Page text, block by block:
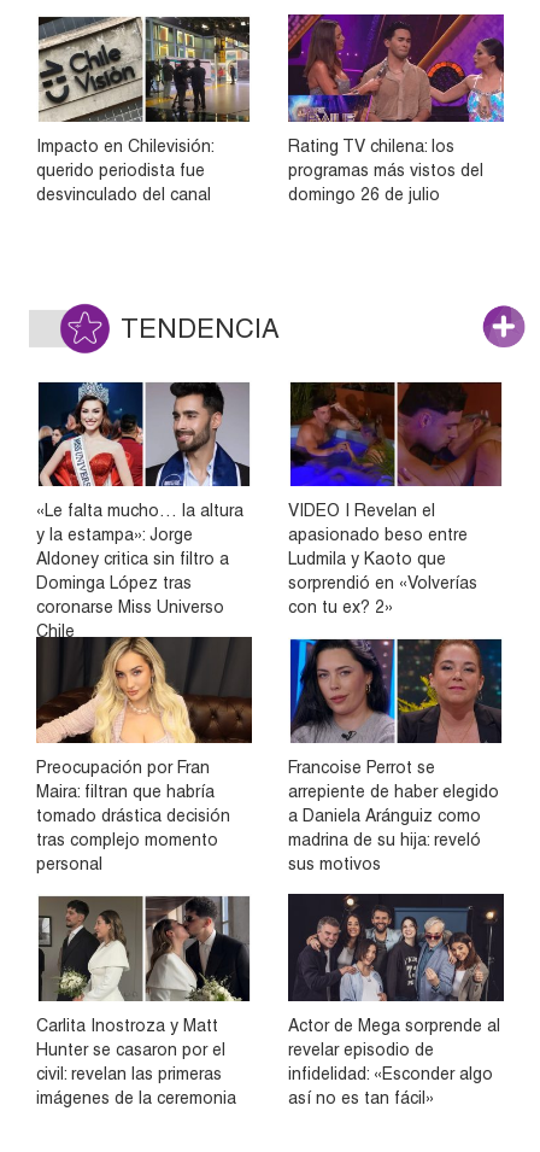
Impacto en Chilevisión:
querido periodista fue
desvinculado del canal
Rating TV chilena: los
programas más vistos del
domingo 26 de julio
TENDENCIA
«Le falta mucho… la altura
y la estampa»: Jorge
Aldoney critica sin filtro a
Dominga López tras
coronarse Miss Universo
Chile
VIDEO | Revelan el
apasionado beso entre
Ludmila y Kaoto que
sorprendió en «Volverías
con tu ex? 2»
Preocupación por Fran
Maira: filtran que habría
tomado drástica decisión
tras complejo momento
personal
Francoise Perrot se
arrepiente de haber elegido
a Daniela Aránguiz como
madrina de su hija: reveló
sus motivos
Carlita Inostroza y Matt
Hunter se casaron por el
civil: revelan las primeras
imágenes de la ceremonia
Actor de Mega sorprende al
revelar episodio de
infidelidad: «Esconder algo
así no es tan fácil»